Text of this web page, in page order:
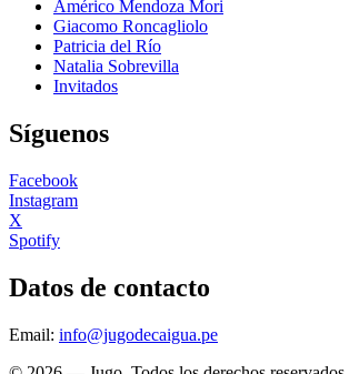
Américo Mendoza Mori
Giacomo Roncagliolo
Patricia del Río
Natalia Sobrevilla
Invitados
Síguenos
Facebook
Instagram
X
Spotify
Datos de contacto
Email: info@jugodecaigua.pe